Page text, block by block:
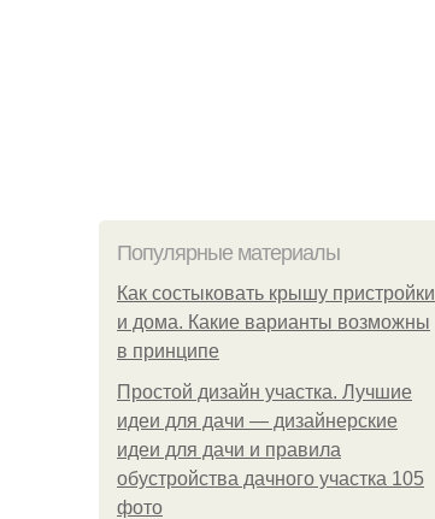
Популярные материалы
Как состыковать крышу пристройки
и дома. Какие варианты возможны
в принципе
Простой дизайн участка. Лучшие
идеи для дачи — дизайнерские
идеи для дачи и правила
обустройства дачного участка 105
фото